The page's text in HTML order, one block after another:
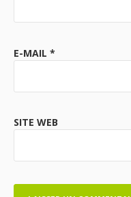
E-MAIL *
SITE WEB